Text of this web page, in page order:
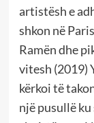
artistësh e
shkon në
Ramën dhe
vitesh (2019)
kërkoi të
një pusullë